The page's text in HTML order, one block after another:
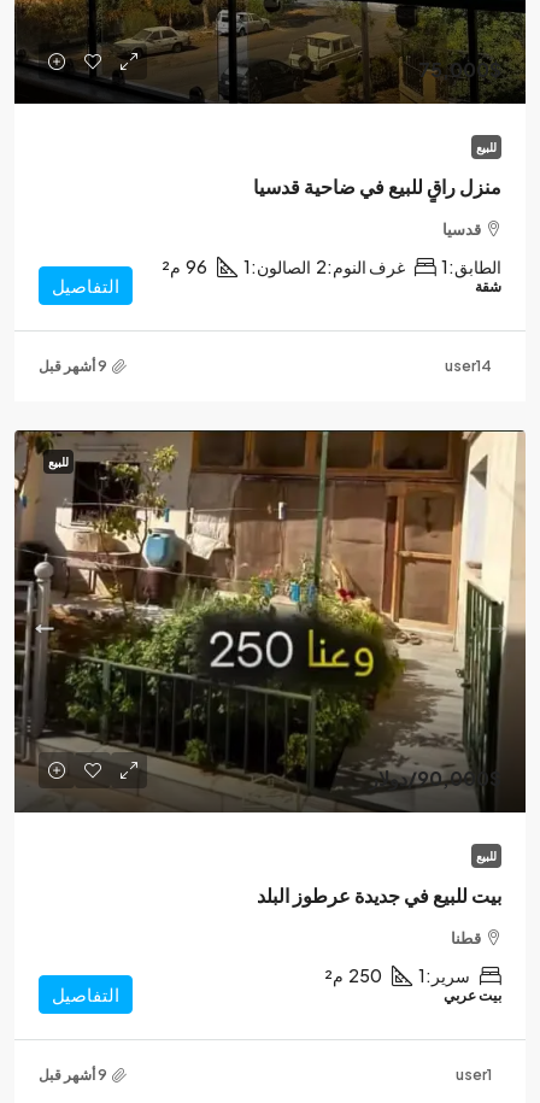
75,000$
للبيع
منزل راقٍ للبيع في ضاحية قدسيا
قدسيا
الطابق:1 غرف النوم:2 الصالون:1
96 م²
شقة التفاصيل
user14
للبيع
90,000$/دولار
للبيع
بيت للبيع في جديدة عرطوز البلد
قطنا
سرير:1
250 م²
بيت عربي التفاصيل
user1